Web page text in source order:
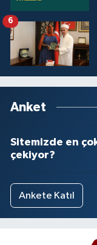
6
Anket
Sitemizde en
çekiyor?
Ankete Katıl
Şanlıurfa
Şırnak
Trabzon
Tunceli